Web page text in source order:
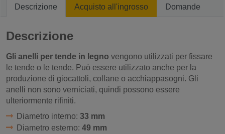
Descrizione Acquisto all'ingrosso Domande
Descrizione
Gli anelli per tende in legno vengono utilizzati per fissare
le tende o le tende. Può essere utilizzato anche per la
produzione di giocattoli, collane o acchiappasogni. Gli
anelli non sono verniciati, quindi possono essere
ulteriormente rifiniti.
Diametro interno: 33 mm
Diametro esterno: 49 mm